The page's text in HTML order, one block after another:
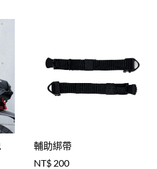
輔助綁帶
NT$ 200